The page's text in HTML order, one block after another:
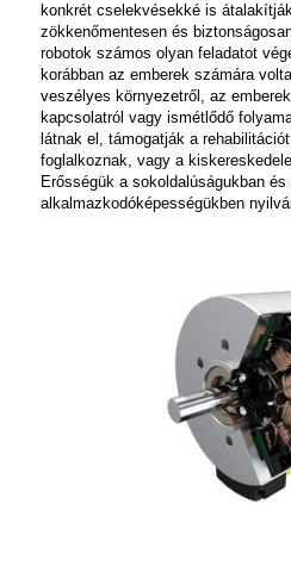
konkrét cselekvésekké is
zökkenőmentesen és
robotok számos olyan feladatot
korábban az emberek számára
veszélyes környezetről, az
kapcsolatról vagy ismétlődő
látnak el, támogatják a
foglalkoznak, vagy a
Erősségük a sokoldalúságukban
alkalmazkodóképességükben